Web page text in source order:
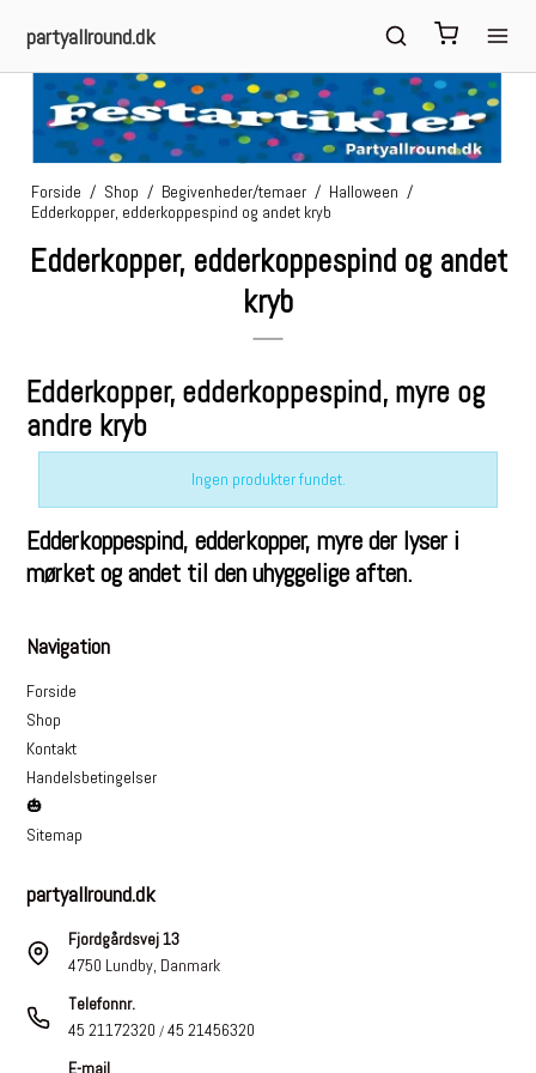
partyallround.dk
Forside / Shop / Begivenheder/temaer / Halloween /
Edderkopper, edderkoppespind og andet kryb
Edderkopper, edderkoppespind og andet
kryb
Edderkopper, edderkoppespind, myre og
andre kryb
Ingen produkter fundet.
Edderkoppespind, edderkopper, myre der lyser i
mørket og andet til den uhyggelige aften.
Navigation
Forside
Shop
Kontakt
Handelsbetingelser
🎃
Sitemap
partyallround.dk
Fjordgårdsvej 13
4750 Lundby, Danmark
Telefonnr.
45 21172320 /45 21456320
E-mail